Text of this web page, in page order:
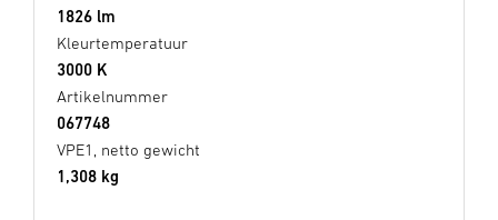
1826 lm
Kleurtemperatuur
3000 K
Artikelnummer
067748
VPE1, netto gewicht
1,308 kg